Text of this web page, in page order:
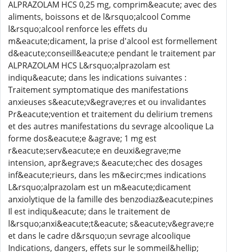
ALPRAZOLAM HCS 0,25 mg, comprim&eacute; avec des
aliments, boissons et de l&rsquo;alcool Comme
l&rsquo;alcool renforce les effets du
m&eacute;dicament, la prise d'alcool est formellement
d&eacute;conseill&eacute;e pendant le traitement par
ALPRAZOLAM HCS L&rsquo;alprazolam est
indiqu&eacute; dans les indications suivantes :
Traitement symptomatique des manifestations
anxieuses s&eacute;v&egrave;res et ou invalidantes
Pr&eacute;vention et traitement du delirium tremens
et des autres manifestations du sevrage alcoolique La
forme dos&eacute;e &agrave; 1 mg est
r&eacute;serv&eacute;e en deuxi&egrave;me
intension, apr&egrave;s &eacute;chec des dosages
inf&eacute;rieurs, dans les m&ecirc;mes indications
L&rsquo;alprazolam est un m&eacute;dicament
anxiolytique de la famille des benzodiaz&eacute;pines
Il est indiqu&eacute; dans le traitement de
l&rsquo;anxi&eacute;t&eacute; s&eacute;v&egrave;re
et dans le cadre d&rsquo;un sevrage alcoolique
Indications, dangers, effets sur le sommeil&hellip;